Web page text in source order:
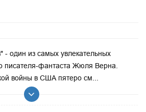
- один из самых увлекательных
писателя-фантаста Жюля Верна.
войны в США пятеро см...